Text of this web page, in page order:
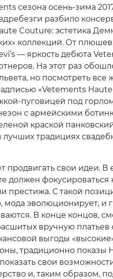
сезона осень-зима
разбило
Couture: эстетика
коллекций. От
— яркость дебюта
На этот раз
но посмотреть все
«Vetements
пуговицей под
с армейскими
краской
традициях
продвигать свои идеи. В
должен фокусироваться
престижа. С такой
мода эволюционирует, и
В конце концов,
вручную платьев
выгоды
традиционно показы
свои
и, таким образом,